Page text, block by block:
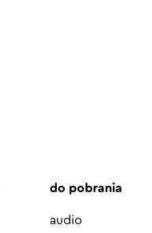
do pobrania
audio